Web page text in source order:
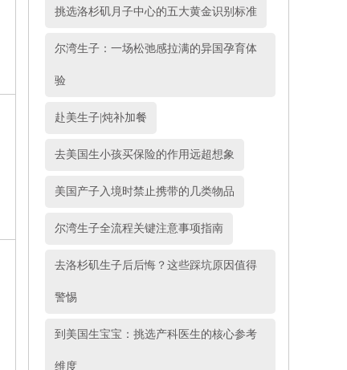
挑选洛杉矶月子中心的五大黄金识别标准
尔湾生子：一场松弛感拉满的异国孕育体
验
赴美生子|炖补加餐
去美国生小孩买保险的作用远超想象
美国产子入境时禁止携带的几类物品
尔湾生子全流程关键注意事项指南
去洛杉矶生子后后悔？这些踩坑原因值得
警惕
到美国生宝宝：挑选产科医生的核心参考
维度